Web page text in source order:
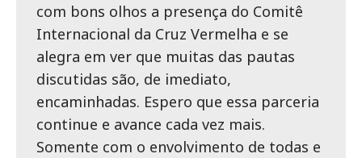
com bons olhos a presença do Comitê
Internacional da Cruz Vermelha e se
alegra em ver que muitas das pautas
discutidas são, de imediato,
encaminhadas. Espero que essa parceria
continue e avance cada vez mais.
Somente com o envolvimento de todas e